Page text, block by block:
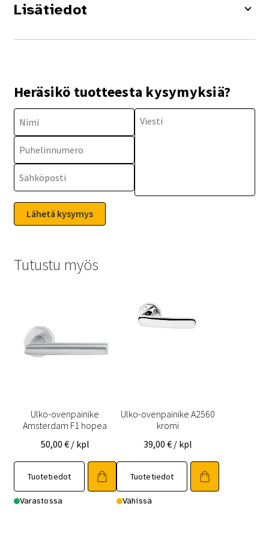
Lisätiedot
Heräsikö tuotteesta kysymyksiä?
Tutustu myös
Ulko-ovenpainike
Amsterdam F1 hopea
50,00 € / kpl
Tuotetiedot
Varastossa
Ulko-ovenpainike A2560
kromi
39,00€ / kpl
Tuotetiedot
Vähissä